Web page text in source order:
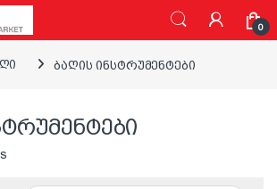
0
ბაღის ინსტრუმენტები